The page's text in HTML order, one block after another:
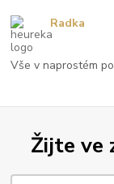
Žijte ve
Vše v naprostém
Radka